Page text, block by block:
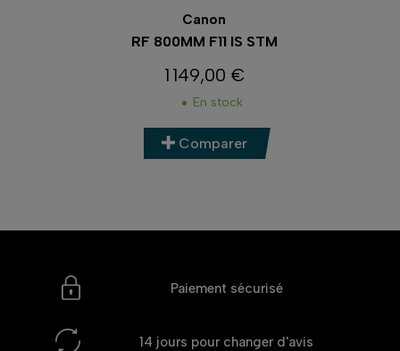
Canon
RF 85MM F1.2L USM
Prix
3 149,00 €
En stock
Comparer
Paiement sécurisé
14 jours pour changer d'avis